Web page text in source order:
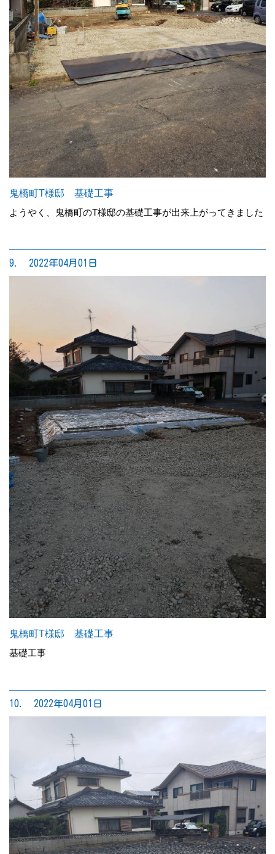
鬼橋町T様邸 基礎工事
ようやく、鬼橋町のT様邸の基礎工事が出来上がってきました
9. 2022年04月01日
鬼橋町T様邸 基礎工事
基礎工事
10. 2022年04月01日